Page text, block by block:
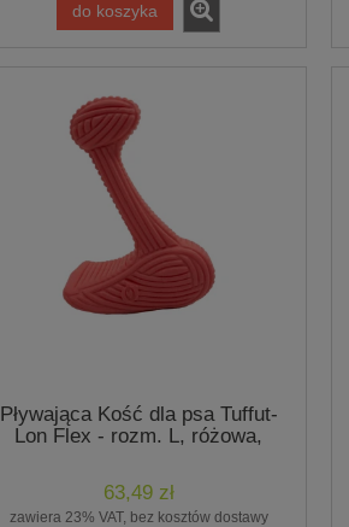
do koszyka
Pływająca Kość dla psa Tuffut-
Lon Flex - rozm. L, różowa,
63,49 zł
zawiera 23% VAT, bez kosztów dostawy